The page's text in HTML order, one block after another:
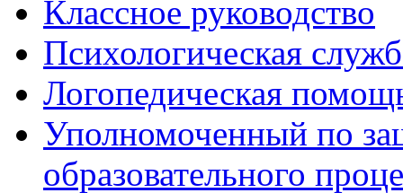
Классное руководство
Психологическая
Логопедическая
Уполномоченный по
образовательного